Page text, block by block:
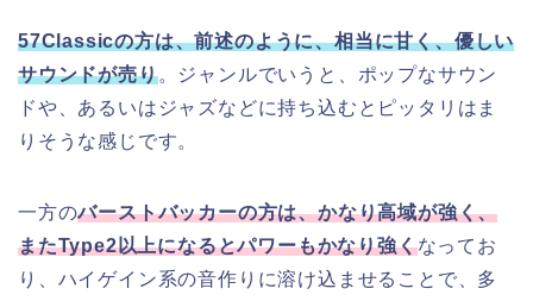
57Classicの方は、前述のように、相当に甘く、優しい
サウンドが売り。ジャンルでいうと、ポップなサウン
ドや、あるいはジャズなどに持ち込むとピッタリはま
りそうな感じです。
一方のバーストバッカーの方は、かなり高域が強く、
またType2以上になるとパワーもかなり強くなってお
り、ハイゲイン系の音作りに溶け込ませることで、多